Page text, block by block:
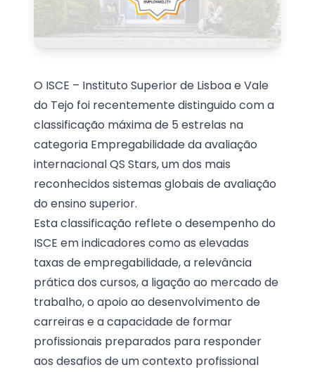
O ISCE – Instituto Superior de Lisboa e Vale
do Tejo foi recentemente distinguido com a
classificação máxima de 5 estrelas na
categoria Empregabilidade da avaliação
internacional QS Stars, um dos mais
reconhecidos sistemas globais de avaliação
do ensino superior.
Esta classificação reflete o desempenho do
ISCE em indicadores como as elevadas
taxas de empregabilidade, a relevância
prática dos cursos, a ligação ao mercado de
trabalho, o apoio ao desenvolvimento de
carreiras e a capacidade de formar
profissionais preparados para responder
aos desafios de um contexto profissional